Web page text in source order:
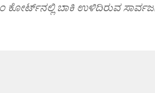
ಕೋರ್ಟ್‌ನಲ್ಲಿ ಬಾಕಿ ಉಳಿದಿರುವ